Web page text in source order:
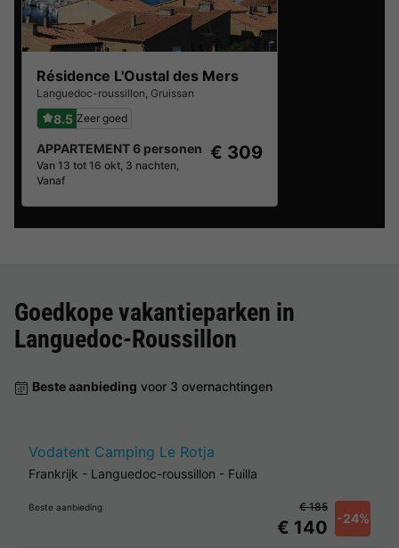
Résidence L'Oustal des Mers
Languedoc-roussillon, Gruissan
8.5 Zeer goed
APPARTEMENT 6 personen
Van 13 tot 16 okt, 3 nachten,
Vanaf
€ 309
Goedkope vakantieparken in
Languedoc-Roussillon
Beste aanbieding voor 3 overnachtingen
Vodatent Camping Le Rotja
Frankrijk - Languedoc-roussillon - Fuilla
Beste aanbieding
€ 140 -24%
€ 185